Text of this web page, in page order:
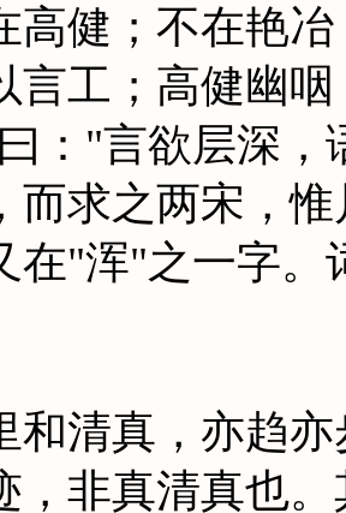
高健；不在艳
言工；高健幽
："言欲层深，
而求之两宋，
在"浑"之一字
真，亦趋亦
，非真清真也